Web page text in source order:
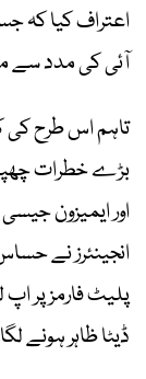
آئی کی مدد سے محض 30 منٹ میں
تاہم اس طرح کی
بڑے خطرات
اور ایمیزون
انجینئرز نے
پلیٹ فارمز پر
ڈیٹا ظاہر ہونے